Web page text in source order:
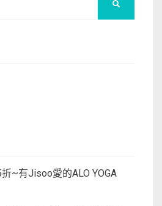
~有Jisoo愛的ALO YOGA